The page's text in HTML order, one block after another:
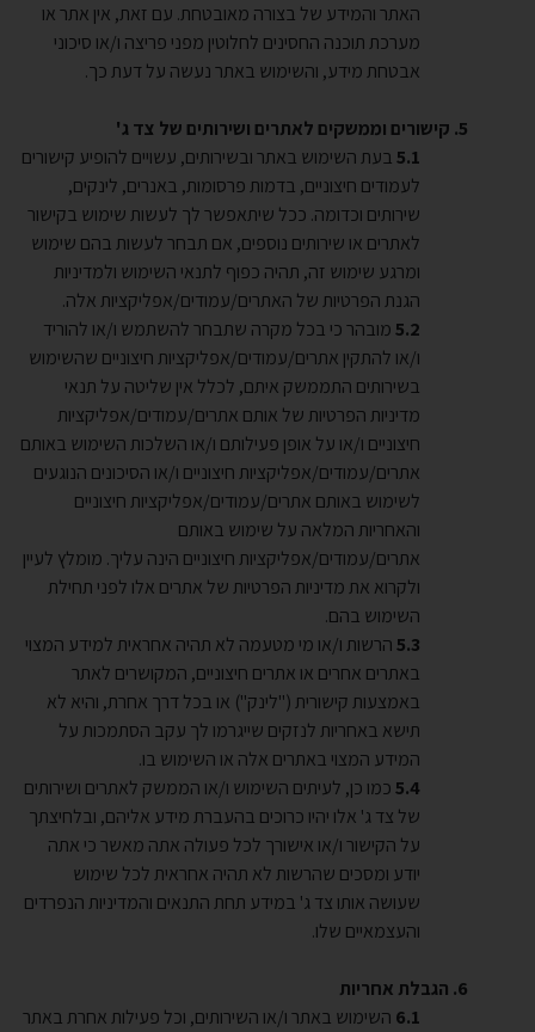
האתר והמידע של בצורה מאובטחת. עם זאת, אין אתר או
מערכת תוכנה החסינים לחלוטין מפני פריצה ו/או סיכוני
אבטחת מידע, והשימוש באתר נעשה על דעת כך.
קישורים וממשקים לאתרים ושירותים של צד ג'
בעת השימוש באתר ובשירותים, עשויים להופיע קישורים
לעמודים חיצוניים, בדמות פרסומות, באנרים, לינקים,
שירותים וכדומה. ככל שיתאפשר לך לעשות שימוש בקישור
לאתרים או שירותים נוספים, אם תבחר לעשות בהם שימוש
ומרגע שימוש זה, תהיה כפוף לתנאי השימוש ולמדיניות
הגנת הפרטיות של האתרים/עמודים/אפליקציות אלה.
מובהר כי בכל מקרה שתבחר להשתמש ו/או להוריד
ו/או להתקין אתרים/עמודים/אפליקציות חיצוניים שהשימוש
בשירותים התממשק איתם, לכלל אין שליטה על תנאי
מדיניות הפרטיות של אותם אתרים/עמודים/אפליקציות
חיצוניים ו/או על אופן פעילותם ו/או השלכות השימוש באותם
אתרים/עמודים/אפליקציות חיצוניים ו/או הסיכונים הנוגעים
לשימוש באותם אתרים/עמודים/אפליקציות חיצוניים
והאחריות המלאה על שימוש באותם
אתרים/עמודים/אפליקציות חיצוניים הינה עליך. מומלץ לעיין
ולקרוא את מדיניות הפרטיות של אתרים אלו לפני תחילת
השימוש בהם.
הרשות ו/או מי מטעמה לא תהיה אחראית למידע המצוי
באתרים אחרים או אתרים חיצוניים, המקושרים לאתר
באמצעות קישורית ("לינק") או בכל דרך אחרת, והיא לא
תישא באחריות לנזקים שייגרמו לך עקב הסתמכות על
המידע המצוי באתרים אלה או השימוש בו.
כמו כן, לעיתים השימוש ו/או הממשק לאתרים ושירותים
של צד ג' אלו יהיו כרוכים בהעברת מידע אליהם, ובלחיצתך
על הקישור ו/או אישורך לכל פעולה אתה מאשר כי אתה
יודע ומסכים שהרשות לא תהיה אחראית לכל שימוש
שעושה אותו צד ג' במידע תחת התנאים והמדיניות הנפרדים
והעצמאיים שלו.
הגבלת אחריות
השימוש באתר ו/או השירותים, וכל פעילות אחרת באתר